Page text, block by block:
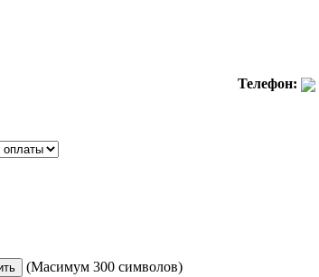
Телефон:
(Масимум 300 символов)